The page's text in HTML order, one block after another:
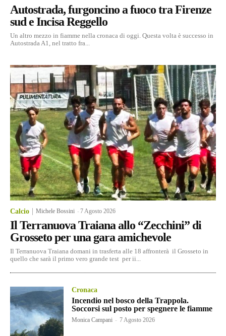
Autostrada, furgoncino a fuoco tra Firenze
sud e Incisa Reggello
Un altro mezzo in fiamme nella cronaca di oggi. Questa volta è successo in
Autostrada A1, nel tratto fra...
Calcio Michele Bossini -7 Agosto 2026
Il Terranuova Traiana allo “Zecchini” di
Grosseto per una gara amichevole
Il Terranuova Traiana domani in trasferta alle 18 affronterà il Grosseto in
quello che sarà il primo vero grande test per ii...
Cronaca
Incendio nel bosco della Trappola.
Soccorsi sul posto per spegnere le fiamme
Monica Campani - 7 Agosto 2026